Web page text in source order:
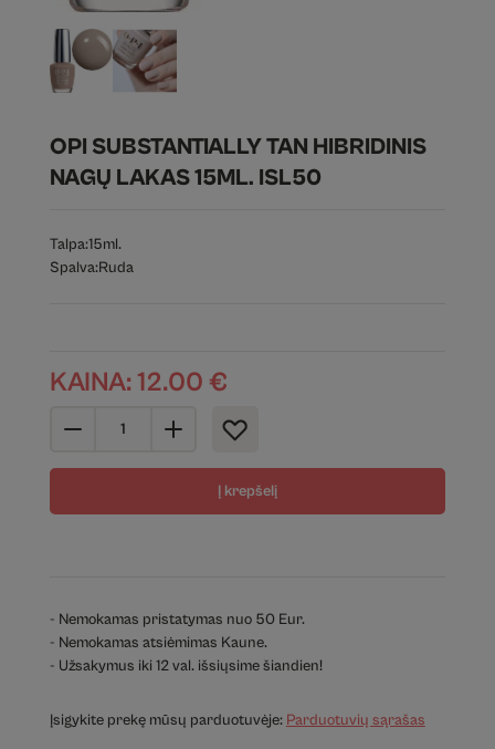
OPI SUBSTANTIALLY TAN HIBRIDINIS
NAGŲ LAKAS 15ML. ISL50
Talpa:15ml.
Spalva:Ruda
KAINA: 12.00 €
Į krepšelį
- Nemokamas pristatymas nuo 50 Eur.
- Nemokamas atsiėmimas Kaune.
- Užsakymus iki 12 val. išsiųsime šiandien!
Įsigykite prekę mūsų parduotuvėje: Parduotuvių sąrašas